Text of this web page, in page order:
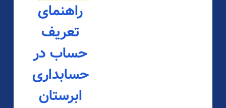
راهنمای
تعریف
حساب در
حسابداری
ابرستان